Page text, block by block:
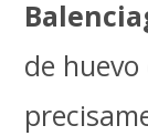
de